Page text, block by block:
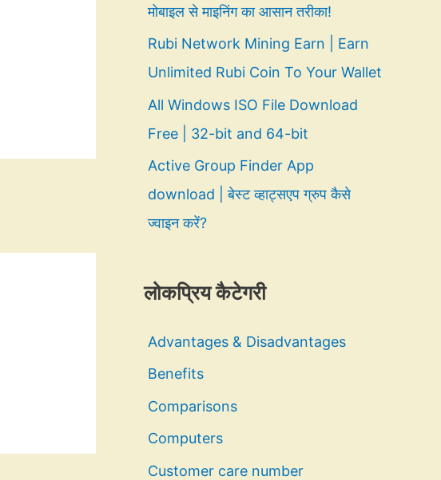
मोबाइल से माइनिंग का आसान तरीका!
Rubi Network Mining Earn | Earn
Unlimited Rubi Coin To Your Wallet
All Windows ISO File Download
Free | 32-bit and 64-bit
Active Group Finder App
download | बेस्ट व्हाट्सएप ग्रुप कैसे
ज्वाइन करें?
लोकप्रिय कैटेगरी
Advantages & Disadvantages
Benefits
Comparisons
Computers
Customer care number